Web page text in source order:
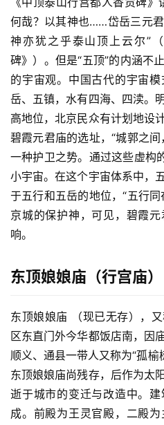
何哉？以其神也……岱岳三元
神亦犹之乎泰山顶上云尔”
碑》）。但是“五顶”的内涵不
的宇宙观。中国古代的宇宙
岳、五镇，水有四海、四渎。
高地位，北京民众有计划地设
碧霞元君庙的选址，“城郭之
一种护卫之势。通过这些虚构
小宇宙。在这个宇宙体系中，
于五行和五岳的地位，“五行
京城的保护神，可见，碧霞
响。
东顶娘娘庙（行宫庙）
东顶娘娘庙 （现已无存），
区东直门外今华都饭店南，因
顺义、通县一带人又称为“孤榆
东顶娘娘庙尚残存，后作为太
逝于城市的变迁与改造中。
成。前殿为王灵官殿，二殿